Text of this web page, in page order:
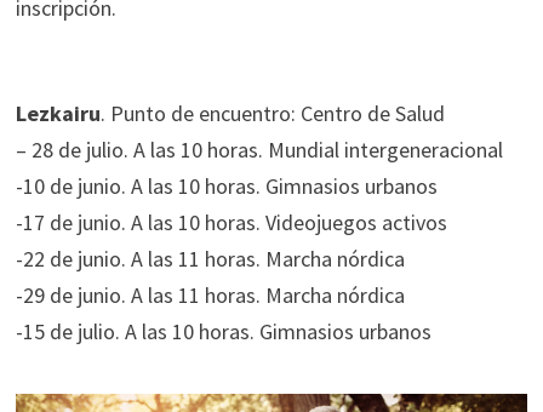
inscripción.
Lezkairu. Punto de encuentro: Centro de Salud
– 28 de julio. A las 10 horas. Mundial intergeneracional
-10 de junio. A las 10 horas. Gimnasios urbanos
-17 de junio. A las 10 horas. Videojuegos activos
-22 de junio. A las 11 horas. Marcha nórdica
-29 de junio. A las 11 horas. Marcha nórdica
-15 de julio. A las 10 horas. Gimnasios urbanos